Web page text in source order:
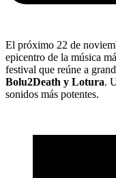
El próximo 22 de
epicentro de la música
festival que reúne a
Bolu2Death y Lotura.
sonidos más potentes.